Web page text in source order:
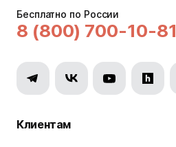
Бесплатно по России
8 (800) 700-10-81
Клиентам